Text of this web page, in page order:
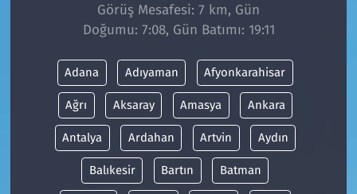
Görüş Mesafesi: 7 km, Gün
Doğumu: 7:08, Gün Batımı: 19:11
Adana Adıyaman Afyonkarahisar
Ağrı Aksaray Amasya Ankara
Antalya Ardahan Artvin Aydın
Balıkesir Bartın Batman